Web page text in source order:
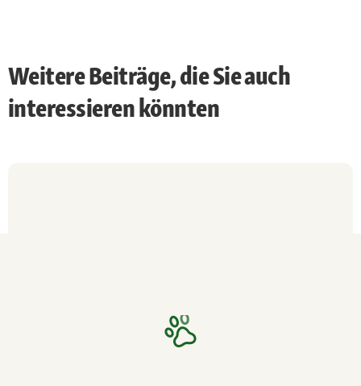
Weitere Beiträge, die Sie auch
interessieren könnten